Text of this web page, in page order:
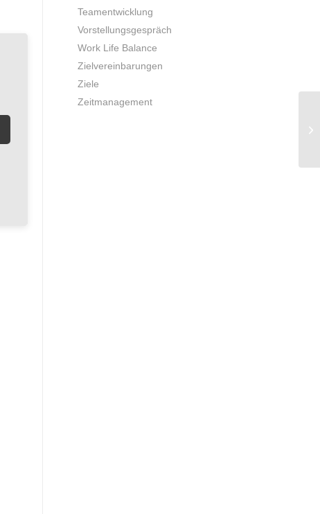
Teamentwicklung
Vorstellungsgespräch
Work Life Balance
Zielvereinbarungen
Ziele
Zeitmanagement